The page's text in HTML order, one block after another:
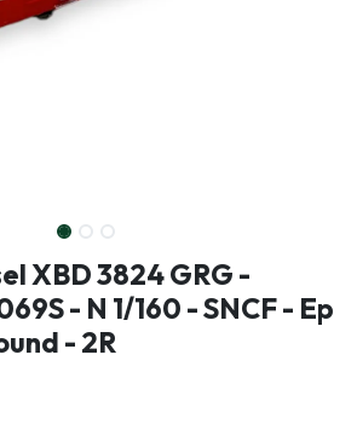
XBD 3824 GRG -
- N 1/160 - SNCF - Ep
- 2R